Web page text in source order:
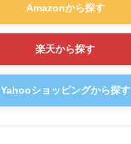
Amazonから探す
楽天から探す
Yahooショッピングから探す